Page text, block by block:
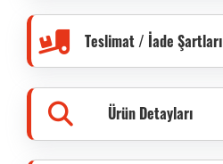
Teslimat / İade Şartları
Ürün Detayları